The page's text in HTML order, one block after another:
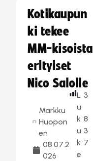
Kotikaupun
ki tekee
MM-kisoista
erityiset
Nico Salolle
Markku
Huopon
en
08.07.2
026
L
u
k
u
k
e
3
8
3
7